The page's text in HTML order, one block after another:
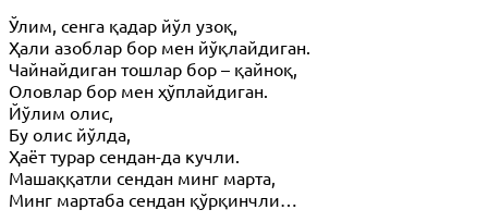
Ўлим, сенга қадар йўл узоқ,
Ҳали азоблар бор мен йўқлайдиган.
Чайнайдиган тошлар бор – қайноқ,
Оловлар бор мен ҳўплайдиган.
Йўлим олис,
Бу олис йўлда,
Ҳаёт турар сендан-да кучли.
Машаққатли сендан минг марта,
Минг мартаба сендан қўрқинчли…